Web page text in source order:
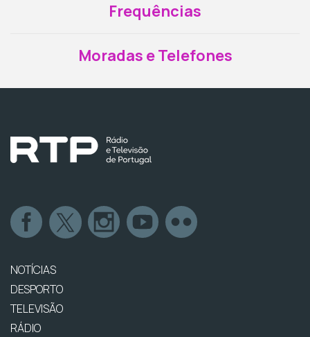
Frequências
Moradas e Telefones
NOTÍCIAS
DESPORTO
TELEVISÃO
RÁDIO